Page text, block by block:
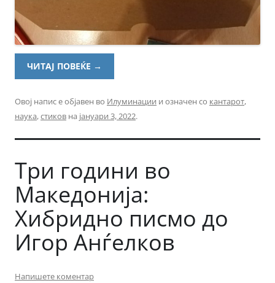
ЧИТАЈ ПОВЕЌЕ →
Овој напис е објавен во Илуминации и означен со кантарот,
наука,стиков на јануари 3, 2022.
Три години во
Македонија:
Хибридно писмо до
Игор Анѓелков
Напишете коментар